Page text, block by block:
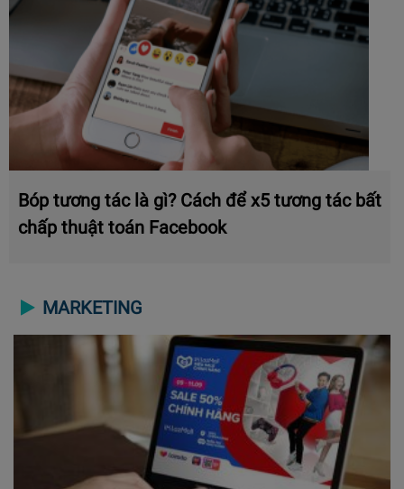
Bóp tương tác là gì? Cách để x5 tương tác bất
chấp thuật toán Facebook
MARKETING